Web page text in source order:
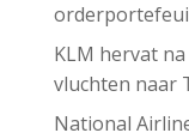
KLM hervat
vluchten naar
National